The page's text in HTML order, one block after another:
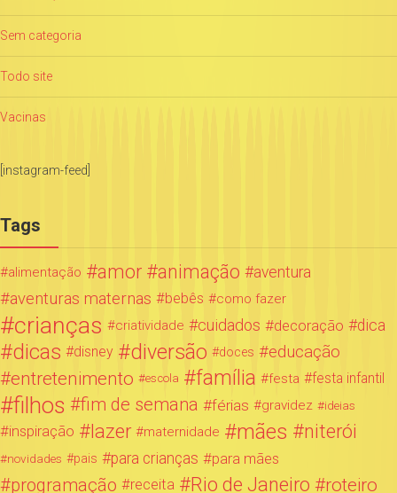
Sem categoria
Todo site
Vacinas
[instagram-feed]
Tags
alimentação amor animação aventura
aventuras maternas bebês como fazer
crianças criatividade cuidados decoração dica
dicas disney diversão doces educação
entretenimento escola família festa festa infantil
filhos fim de semana férias gravidez ideias
inspiração lazer maternidade mães niterói
novidades pais para crianças para mães
programação receita Rio de Janeiro roteiro